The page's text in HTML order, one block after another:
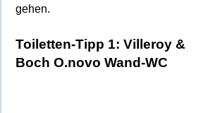
gehen.
Toiletten-Tipp 1:Villeroy &
BochO.novoWand-WC